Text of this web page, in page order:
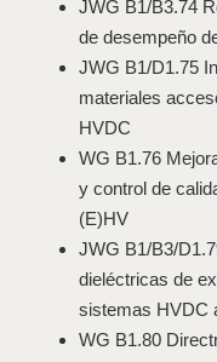
JWG B1/B3.74
de desempeño
JWG B1/D1.75
materiales
HVDC
WG B1.76
y control de
(E)HV
JWG B1/B3/
dieléctricas de
sistemas HVDC
WG B1.80